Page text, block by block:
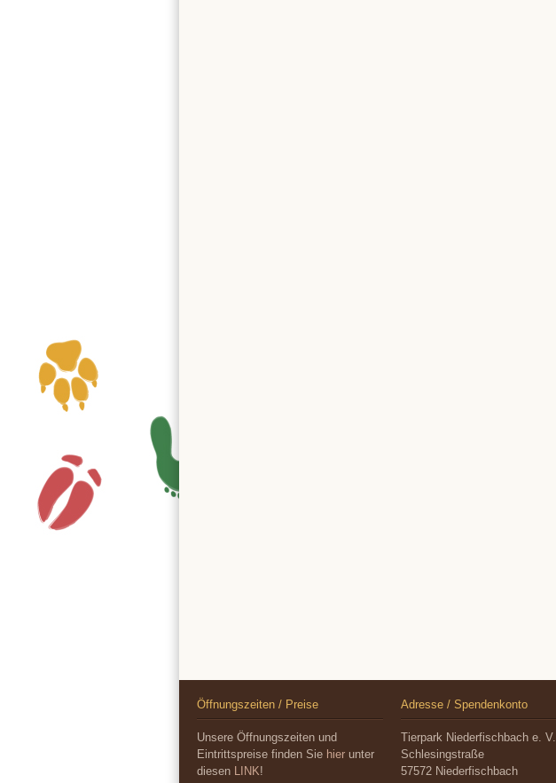
Öffnungszeiten / Preise
Unsere Öffnungszeiten und
Eintrittspreise finden Sie hier unter
diesen LINK!
Adresse / Spendenkonto
Tierpark Niederfischbach e. V.
Schlesingstraße
57572 Niederfischbach